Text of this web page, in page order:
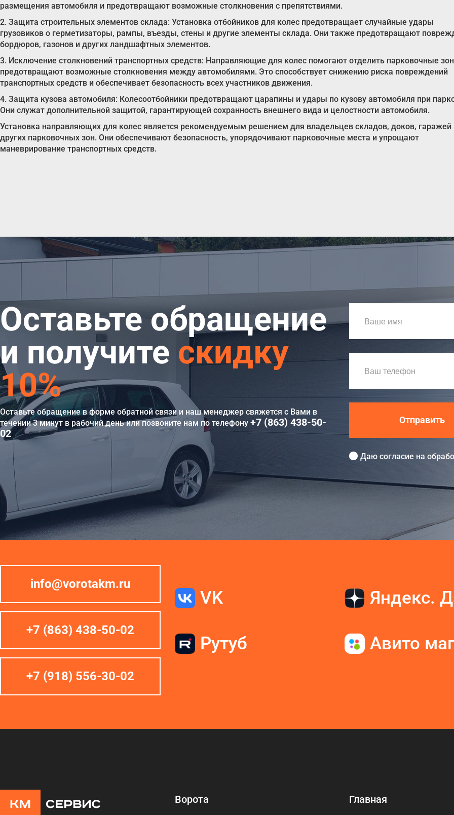
размещения автомобиля и предотвращают возможные столкновения с препятствиями.
2. Защита строительных элементов склада: Установка отбойников для колес предотвращает случайные удары
грузовиков о герметизаторы, рампы, въезды, стены и другие элементы склада. Они также предотвращают
бордюров, газонов и других ландшафтных элементов.
3. Исключение столкновений транспортных средств: Направляющие для колес помогают отделить парковочные
предотвращают возможные столкновения между автомобилями. Это способствует снижению риска повреждений
транспортных средств и обеспечивает безопасность всех участников движения.
4. Защита кузова автомобиля: Колесоотбойники предотвращают царапины и удары по кузову автомобиля при
Они служат дополнительной защитой, гарантирующей сохранность внешнего вида и целостности автомобиля.
Установка направляющих для колес является рекомендуемым решением для владельцев складов, доков, гаражей
других парковочных зон. Они обеспечивают безопасность, упорядочивают парковочные места и упрощают
маневрирование транспортных средств.
Оставьте обращение
и получите скидку
10%
Оставьте обращение в форме обратной связи и наш менеджер свяжется с Вами в
течении 3 минут в рабочий день или позвоните нам по телефону +7 (863) 438-50-
02
Отправить
Даю согласие на
info@vorotakm.ru
+7 (863) 438-50-02
+7 (918) 556-30-02
VK
Рутуб
Яндекс.
Авито
Ворота
Главная